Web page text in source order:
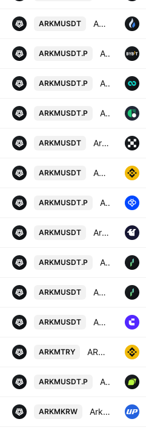
ARKMUSDT ARKM / Tether USD
ARKMUSDT.P ARKMUSDT Perpetual Contract
ARKMUSDT.P ARKMUSDT Perpetual Contract
ARKMUSDT.P ARKHAM/USD TETHER PERPETUAL SWAP CONTRACT
ARKMUSDT Arkham/USDT
ARKMUSDT ARKM / TetherUS
ARKMUSDT.P Arkham/TetherUS
ARKMUSDT Arkham / Tether US
ARKMUSDT.P ARKM Linear Perpetual Futures Contract
ARKMUSDT ARKM / USDT Spot Trading Pair
ARKMUSDT ARKM/USDT TETHER
ARKMTRY ARKM / Turkish Lira
ARKMUSDT.P Arkham / Tether LINEAR FUTURES CONTRACT
ARKMKRW Arkham / KRW